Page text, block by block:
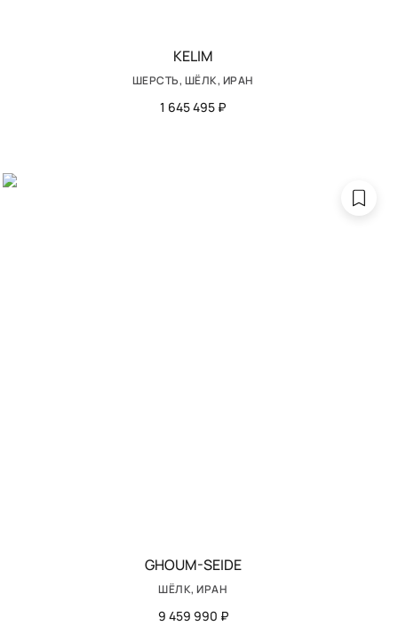
KELIM
ШЕРСТЬ, ШЁЛК, ИРАН
1 645 495 ₽
GHOUM-SEIDE
ШЁЛК, ИРАН
9 459 990 ₽